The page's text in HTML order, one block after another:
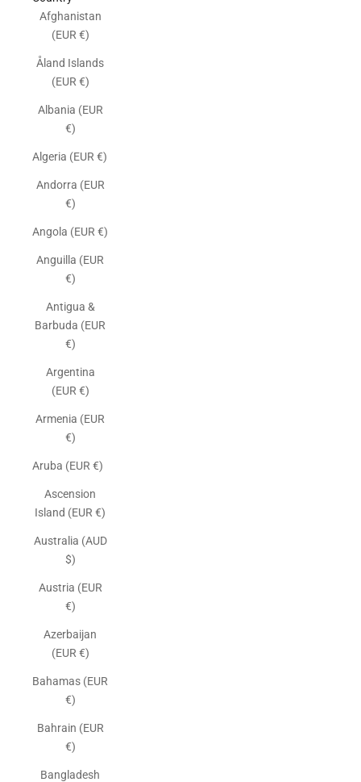
Afghanistan
(EUR €)
Åland Islands
(EUR €)
Albania (EUR
€)
Algeria (EUR €)
Andorra (EUR
€)
Angola (EUR €)
Anguilla (EUR
€)
Antigua &
Barbuda (EUR
€)
Argentina
(EUR €)
Armenia (EUR
€)
Aruba (EUR €)
Ascension
Island (EUR €)
Australia (AUD
$)
Austria (EUR
€)
Azerbaijan
(EUR €)
Bahamas (EUR
€)
Bahrain (EUR
€)
Bangladesh